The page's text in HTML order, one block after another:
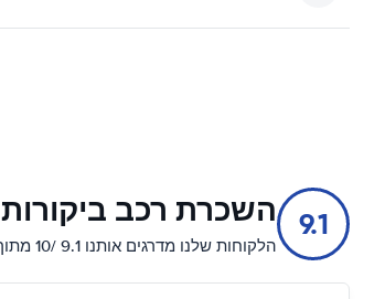
9.1 השכרת רכב ביקורות
הלקוחות שלנו מדרגים אותנו 9.1 /10 מתוך 12840